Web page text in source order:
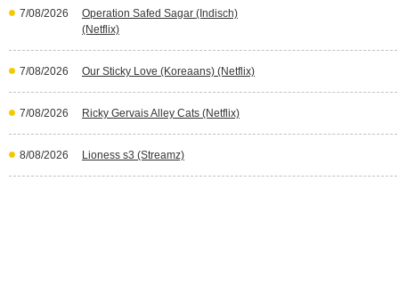
7/08/2026
Operation Safed Sagar (Indisch)
(Netflix)
7/08/2026 Our Sticky Love (Koreaans) (Netflix)
7/08/2026 Ricky Gervais Alley Cats (Netflix)
8/08/2026 Lioness s3 (Streamz)